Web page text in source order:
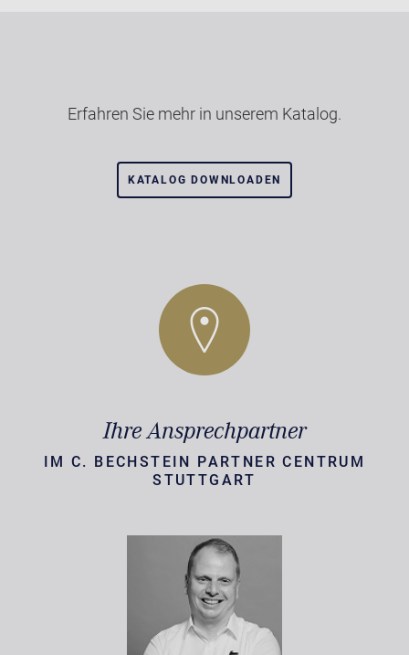
Erfahren Sie mehr in unserem Katalog.
KATALOG DOWNLOADEN
Ihre Ansprechpartner
IM C. BECHSTEIN PARTNER CENTRUM
STUTTGART